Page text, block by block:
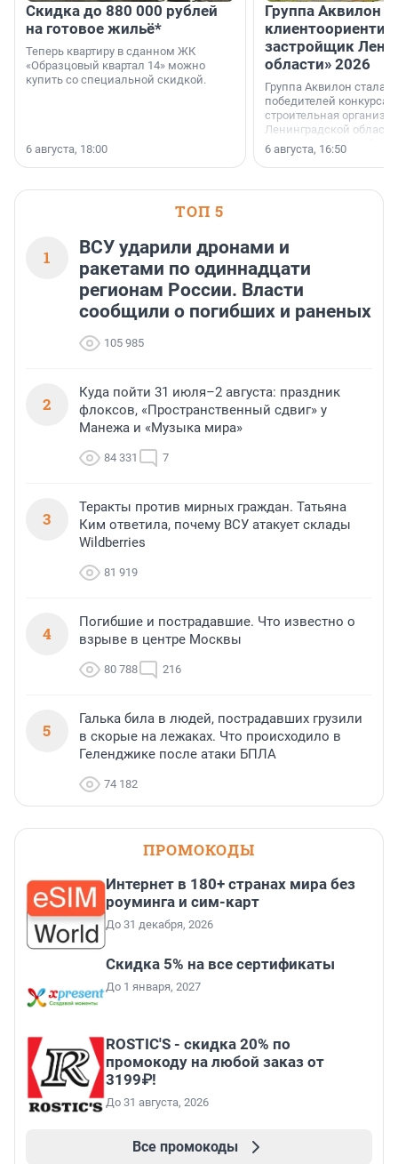
Скидка до 880 000 рублей
на готовое жильё*
Теперь квартиру в сданном ЖК
«Образцовый квартал 14» можно
купить со специальной скидкой.
6 августа, 18:00
Группа Аквилон
застройщик
области» 2026
Группа Аквилон стала
победителей конкурса
строительная
Ленинградской области
номинации «Самый
застройщик
6 августа, 16:50
ТОП 5
1
ВСУ ударили дронами и
ракетами по одиннадцати
регионам России. Власти
сообщили о погибших и раненых
105 985
2
Куда пойти 31 июля–2 августа: праздник
флоксов, «Пространственный сдвиг» у
Манежа и «Музыка мира»
84 331 7
3
Теракты против мирных граждан. Татьяна
Ким ответила, почему ВСУ атакует склады
Wildberries
81 919
4
Погибшие и пострадавшие. Что известно о
взрыве в центре Москвы
80 788 216
5
Галька била в людей, пострадавших грузили
в скорые на лежаках. Что происходило в
Геленджике после атаки БПЛА
74 182
ПРОМОКОДЫ
Интернет в 180+ странах мира без
роуминга и сим-карт
До 31 декабря, 2026
Скидка 5% на все сертификаты
До 1 января, 2027
ROSTIC'S - скидка 20% по
промокоду на любой заказ от
3199₽!
До 31 августа, 2026
Все промокоды